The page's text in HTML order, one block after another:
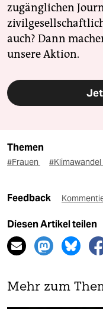
zugänglichen
auch? Dann
unsere Aktion.
Themen
#Frauen #Klimawandel
Feedback
Diesen Artikel teilen
Mehr zum